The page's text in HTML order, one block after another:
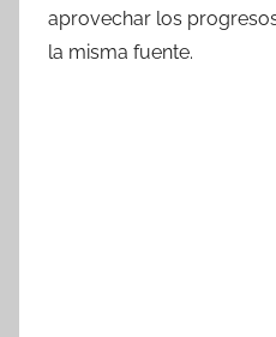
aprovechar los
la misma fuente.